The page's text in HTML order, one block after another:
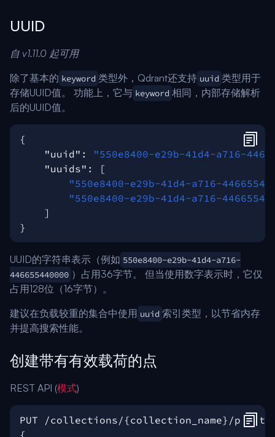
UUID
自 v1.11.0 起可用
除了基本的 keyword 类型外，Qdrant还支持 uuid 类型用于
存储UUID值。 功能上，它与 keyword 相同，内部存储解析
后的UUID值。
{
"uuid" :
"550e8400-e29b-41d4-a716-
"uuids" :
[
"550e8400-e29b-41d4-a716-
"550e8400-e29b-41d4-a716-
]
}
UUID的字符串表示（例如 550e8400-e29b-41d4-a716-
446655440000 ）占用36字节。 但当使用数字表示时，它仅
占用128位（16字节）。
建议在负载较重的集合中使用 uuid 索引类型，以节省内存
并提高搜索性能。
创建带有有效载荷的点
REST API (模式)